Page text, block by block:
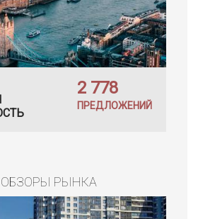
2 778
ПРЕДЛОЖЕНИЙ
РЫНКА